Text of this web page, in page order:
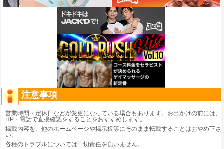
注意事項
営業時間・定休日などが変更になっている場合もあります。お出かけの前には、
HP・電話で直接確認をすることをおすすめします。
掲載内容を、他のホームページや掲示板等にそのまま転載することはおやめ下さ
い。
各種のトラブルについては一切責任を負いません。